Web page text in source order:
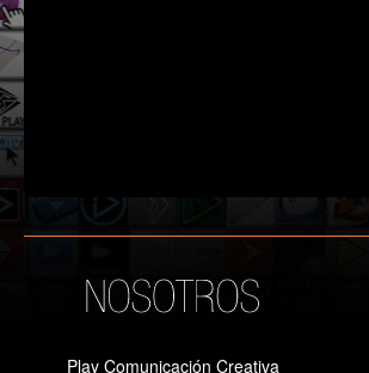
Play Comunicación Creativa